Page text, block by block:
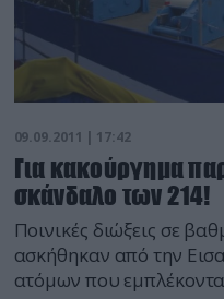
βγάλει και πέρσι. Όλο απειλούν και όλο τα σκάφη
τους είναι μαζεμένα
λένε οι Τούρκοι.
πολιτικοί τους και οι
09.09.2011 | 17:42
Για κακούργημα
σκάνδαλο των 214!
Ποινικές διώξεις σε
ασκήθηκαν από την
ατόμων που